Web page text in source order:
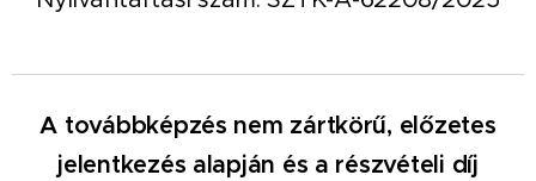
A továbbképzés nem zártkörű, előzetes
jelentkezés alapján és a részvételi díj